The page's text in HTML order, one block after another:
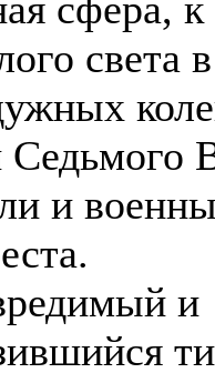
света
и
и